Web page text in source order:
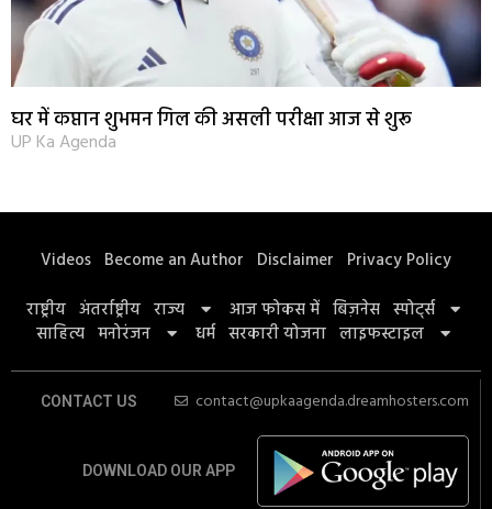
घर में कप्तान शुभमन गिल की असली परीक्षा आज से शुरू
UP Ka Agenda
Videos Become an Author Disclaimer Privacy Policy
राष्ट्रीय अंतर्राष्ट्रीय राज्य आज फोकस में बिज़नेस स्पोर्ट्स
साहित्य मनोरंजन धर्म सरकारी योजना लाइफस्टाइल
CONTACT US contact@upkaagenda.dreamhosters.com
DOWNLOAD OUR APP